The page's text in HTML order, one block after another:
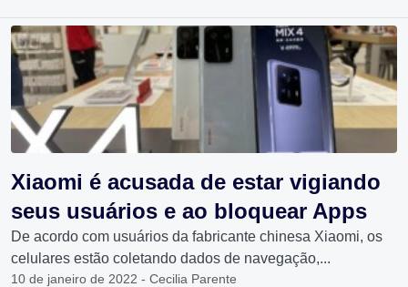
Xiaomi é acusada de estar vigiando
seus usuários e ao bloquear Apps
De acordo com usuários da fabricante chinesa Xiaomi, os
celulares estão coletando dados de navegação,...
10 de janeiro de 2022 - Cecilia Parente